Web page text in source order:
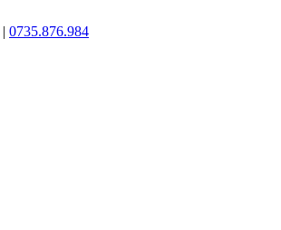
| 0735.876.984